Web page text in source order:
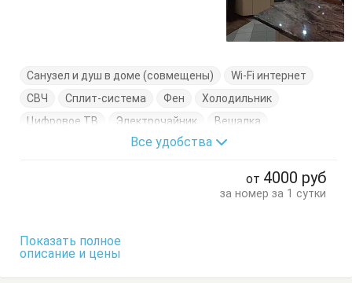
Санузел и душ в доме (совмещены)
Wi-Fi интернет
СВЧ
Сплит-система Фен
Холодильник
Цифровое ТВ
Электрочайник
Вешалка
Журнальный столик
Все удобства
от 4000 руб
за номер за 1 сутки
Показать полное
описание и цены